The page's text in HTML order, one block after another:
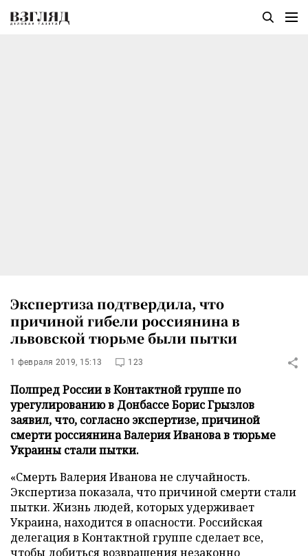
Экспертиза подтвердила, что
причиной гибели россиянина в
львовской тюрьме были пытки
1 февраля 2019, 15:13 123
Полпред России в Контактной группе по
урегулированию в Донбассе Борис Грызлов
заявил, что, согласно экспертизе, причиной
смерти россиянина Валерия Иванова в тюрьме
Украины стали пытки.
«Смерть Валерия Иванова не случайность.
Экспертиза показала, что причиной смерти стали
пытки. Жизнь людей, которых удерживает
Украина, находится в опасности. Российская
делегация в Контактной группе сделает все,
чтобы добиться возвращения незаконно